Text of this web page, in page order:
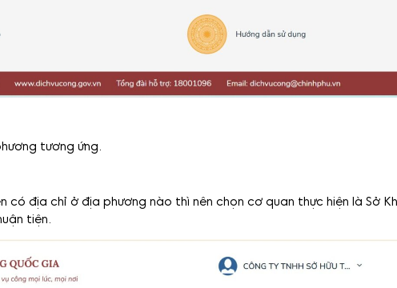
tương ứng.
có địa chỉ ở địa phương nào thì nên chọn cơ quan thực hiện là Sở
tiện.